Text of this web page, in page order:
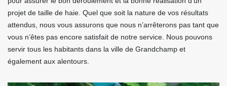
projet de taille de haie. Quel que soit la nature de vos résultats
attendus, nous vous assurons que nous n’arrêterons pas tant que
vous n’êtes pas encore satisfait de notre service. Nous pouvons
servir tous les habitants dans la ville de Grandchamp et
également aux alentours.